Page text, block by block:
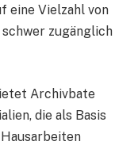
eine Vielzahl von
zugänglich
Archivbate
die als Basis